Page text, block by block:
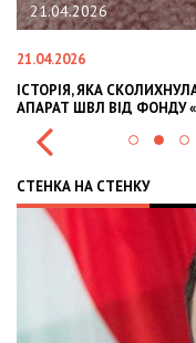
МІСЯЧНИЙ МАРК ОТРИМАВ
ДУБІЛЯ
СТЕНКА НА СТЕНКУ